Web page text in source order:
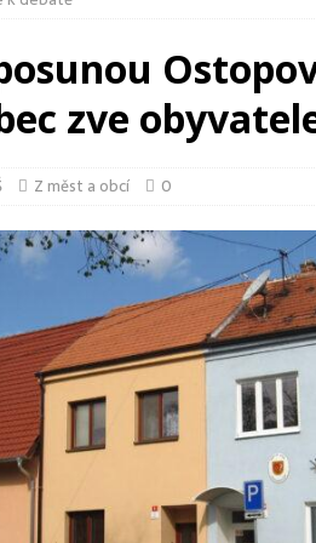
[ 7. 8. 2026 ] KOMENTÁŘ: Případ
KOMENTÁŘE
DOPRAVA
zve
Z měst a obcí 0